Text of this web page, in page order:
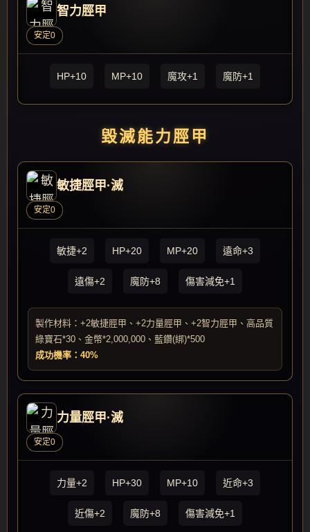
智力脛甲
安定0
HP+10 MP+10 魔攻+1 魔防+1
毀滅能力脛甲
敏捷脛甲·滅
安定0
敏捷+2 HP+20 MP+20 遠命+3
遠傷+2 魔防+8 傷害減免+1
製作材料：+2敏捷脛甲、+2力量脛甲、+2智力脛甲、高品質
綠寶石*30、金幣*2,000,000、藍鑽(綁)*500
成功機率：40%
力量脛甲·滅
安定0
力量+2 HP+30 MP+10 近命+3
近傷+2 魔防+8 傷害減免+1